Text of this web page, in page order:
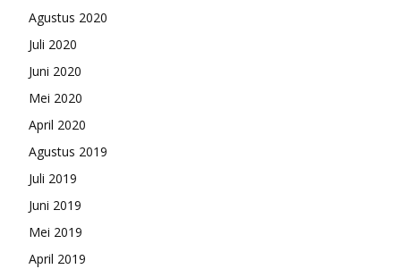
Agustus 2020
Juli 2020
Juni 2020
Mei 2020
April 2020
Agustus 2019
Juli 2019
Juni 2019
Mei 2019
April 2019